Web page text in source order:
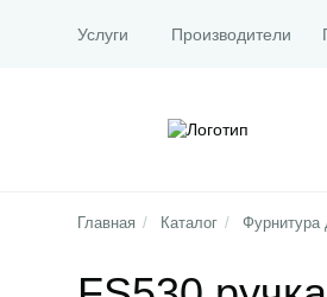
Услуги Производители
Главная / Каталог / Фурнитура